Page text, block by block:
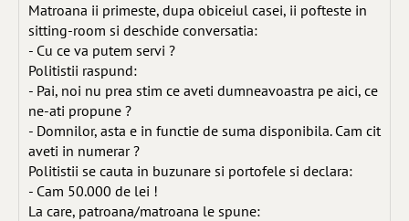
Matroana ii primeste, dupa obiceiul casei, ii pofteste in
sitting-room si deschide conversatia:
- Cu ce va putem servi ?
Politistii raspund:
- Pai, noi nu prea stim ce aveti dumneavoastra pe aici, ce
ne-ati propune ?
- Domnilor, asta e in functie de suma disponibila. Cam cit
aveti in numerar ?
Politistii se cauta in buzunare si portofele si declara:
- Cam 50.000 de lei !
La care, patroana/matroana le spune: